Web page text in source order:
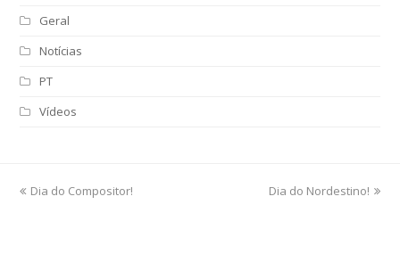
Geral
Notícias
PT
Vídeos
previous
Dia do Compositor!
next
Dia do Nordestino!